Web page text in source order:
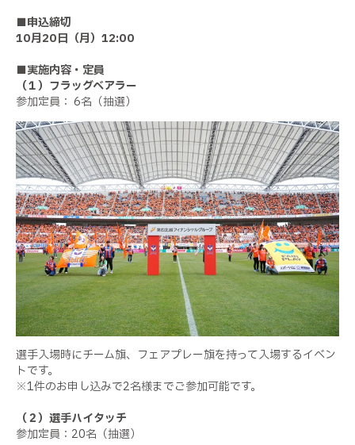
■申込締切
10月20日（月） 12:00
■実施内容・定員
（１）フラッグベアラー
参加定員： 6名（抽選）
選手入場時にチーム旗、フェアプレー旗を持って入場するイベン
トです。
※1件のお申し込みで2名様までご参加可能です。
（２）選手ハイタッチ
参加定員： 20名（抽選）